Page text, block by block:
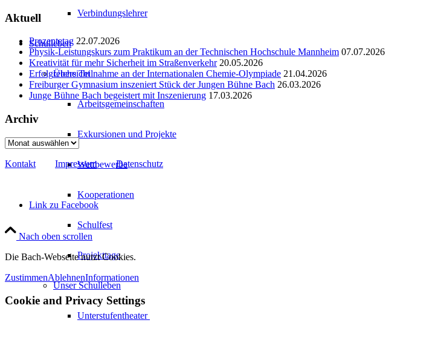
Verbindungslehrer
Schulleben
Übersicht
Arbeitsgemeinschaften
Exkursionen und Projekte
Wettbewerbe
Kooperationen
Schulfest
Projekttage
Unser Schulleben
Unterstufentheater
Aktuell
Prozentetag 22.07.2026
Physik-Leistungskurs zum Praktikum an der Technischen Hochschule Mannheim 07.07.2026
Kreativität für mehr Sicherheit im Straßenverkehr 20.05.2026
Erfolgreiche Teilnahme an der Internationalen Chemie-Olympiade 21.04.2026
Freiburger Gymnasium inszeniert Stück der Jungen Bühne Bach 26.03.2026
Junge Bühne Bach begeistert mit Inszenierung 17.03.2026
Archiv
Archiv
Kontakt Impressum Datenschutz
Link zu Facebook
Nach oben scrollen
Die Bach-Webseite nutzt Cookies.
ZustimmenAblehnenInformationen
Cookie and Privacy Settings